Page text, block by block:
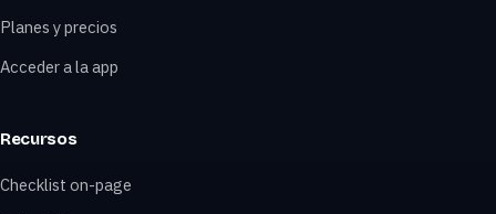
Planes y precios
Acceder a la app
Recursos
Checklist on-page